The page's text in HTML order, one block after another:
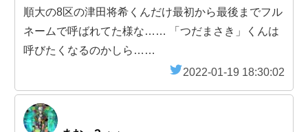
順大の8区の津田将希くんだけ最初から最後までフル
ネームで呼ばれてた様な…… 「つだまさき」くんは
呼びたくなるのかしら……
2022-01-19 18:30:02